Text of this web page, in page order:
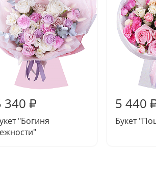
340 ₽
"Богиня
5 440
Букет